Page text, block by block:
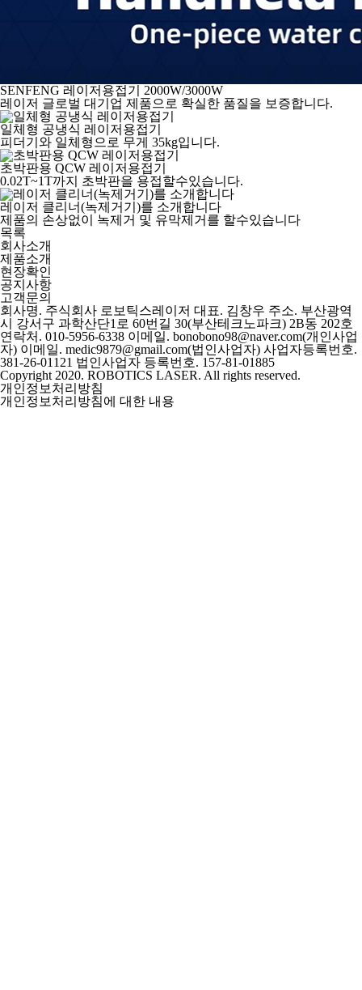
SENFENG 레이저용접기 2000W/3000W
레이저 글로벌 대기업 제품으로 확실한 품질을 보증합니다.
일체형 공냉식 레이저용접기
피더기와 일체형으로 무게 35kg입니다.
초박판용 QCW 레이저용접기
0.02T~1T까지 초박판을 용접할수있습니다.
레이저 클리너(녹제거기)를 소개합니다
제품의 손상없이 녹제거 및 유막제거를 할수있습니다
목록
회사소개
제품소개
현장확인
공지사항
고객문의
회사명. 주식회사 로보틱스레이저 대표. 김창우 주소. 부산광역
시 강서구 과학산단1로 60번길 30(부산테크노파크) 2B동 202호
연락처. 010-5956-6338 이메일. bonobono98@naver.com(개인사업
자) 이메일. medic9879@gmail.com(법인사업자) 사업자등록번호.
381-26-01121 법인사업자 등록번호. 157-81-01885
Copyright 2020. ROBOTICS LASER. All rights reserved.
개인정보처리방침
개인정보처리방침에 대한 내용